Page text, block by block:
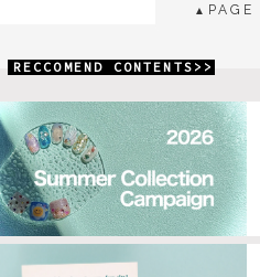
▲ PAGE
RECCOMEND CONTENTS>>